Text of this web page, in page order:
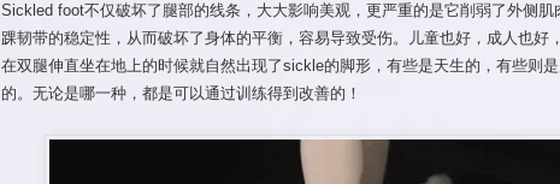
Sickled foot不仅破坏了腿部的线条，大大影响美观，更严重的是它削弱了外侧肌
踝韧带的稳定性，从而破坏了身体的平衡，容易导致受伤。儿童也好，成人也好
在双腿伸直坐在地上的时候就自然出现了sickle的脚形，有些是天生的，有些则
的。无论是哪一种，都是可以通过训练得到改善的！